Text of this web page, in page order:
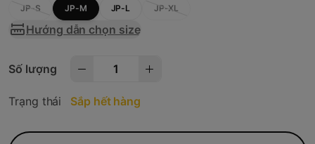
JP-S JP-M JP-L JP-XL
Hướng dẫn chọn size
Số lượng
Trạng thái Sắp hết hàng